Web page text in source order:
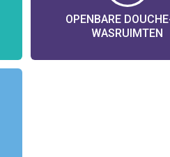
OPENBARE
WASRUIMTEN